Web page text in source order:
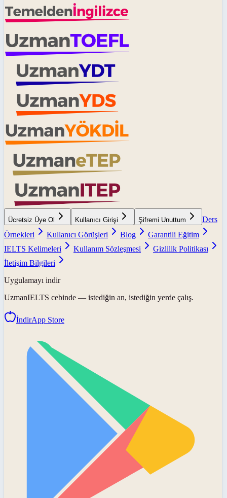
Ücretsiz Üye Ol Kullanıcı Girişi Şifremi Unuttum
Ders
Örnekleri
Kullanıcı Görüşleri Blog
Garantili Eğitim
IELTS Kelimeleri
Kullanım Sözleşmesi
Gizlilik Politikası
İletişim Bilgileri
Uygulamayı indir
UzmanIELTS cebinde — istediğin an, istediğin yerde çalış.
İndirApp Store